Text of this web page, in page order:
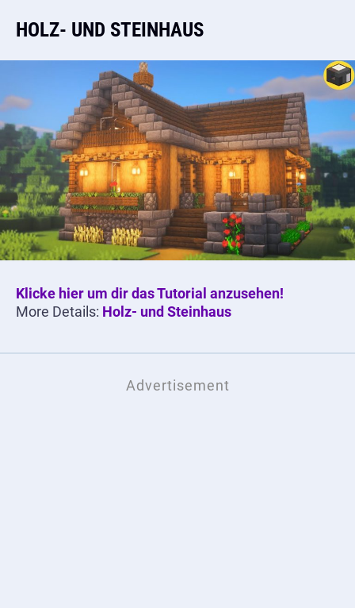
HOLZ- UND STEINHAUS
Klicke hier um dir das Tutorial anzusehen!
More Details: Holz- und Steinhaus